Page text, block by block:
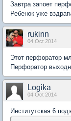
Завтра запоет
Ребенок уже
rukinn
04 Oct 2014
Этот перфоратор
Перфоратор
Logika
04 Oct 2014
Институтская 6